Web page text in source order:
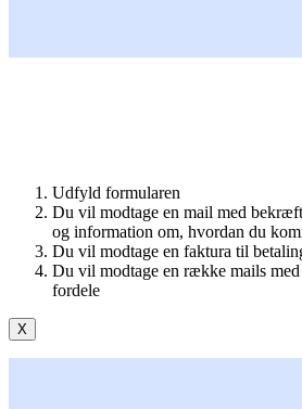
Udfyld formularen
Du vil modtage en mail med
og information om, hvordan du
Du vil modtage en faktura til
Du vil modtage en række mails
fordele
X